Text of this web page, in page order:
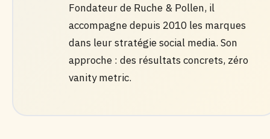
Fondateur de Ruche & Pollen, il
accompagne depuis 2010 les marques
dans leur stratégie social media. Son
approche : des résultats concrets, zéro
vanity metric.